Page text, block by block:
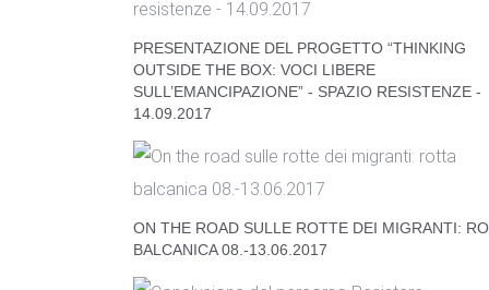
PRESENTAZIONE DEL PROGETTO “THINKING
OUTSIDE THE BOX: VOCI LIBERE
SULL’EMANCIPAZIONE” - SPAZIO RESISTENZE -
14.09.2017
ON THE ROAD SULLE ROTTE DEI MIGRANTI:
BALCANICA 08.-13.06.2017